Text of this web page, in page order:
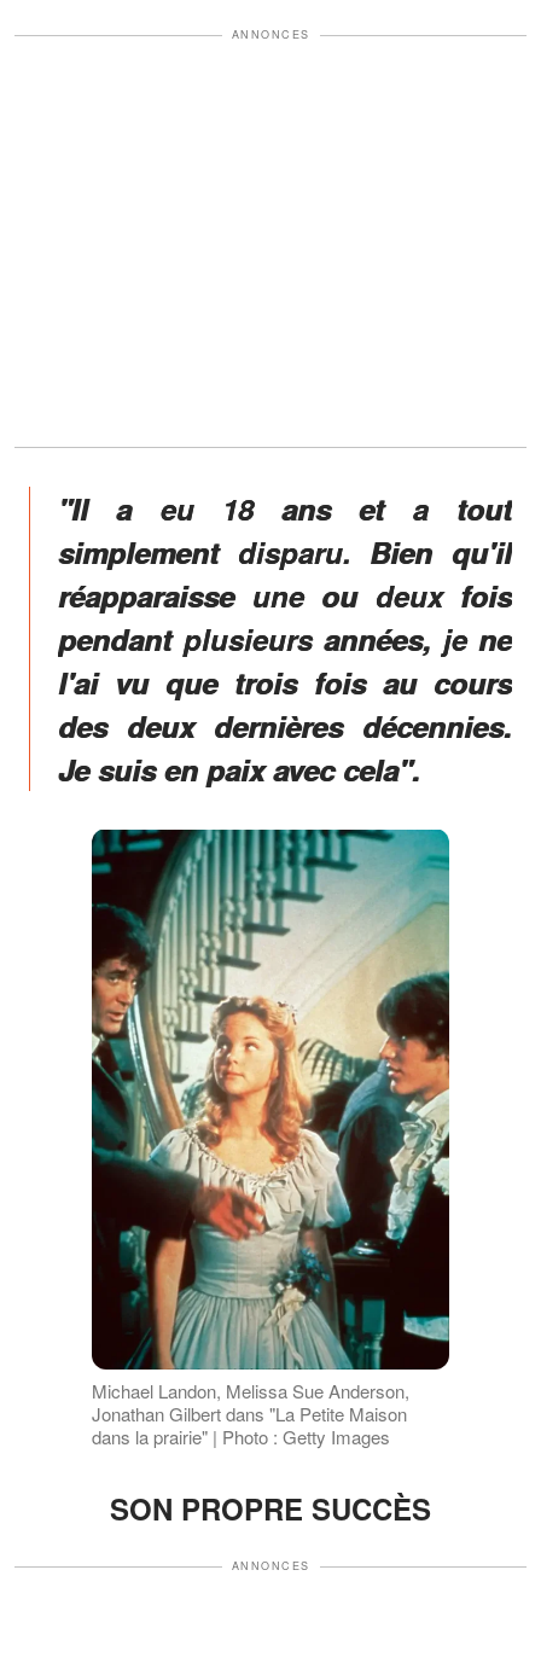
ANNONCES
"Il a eu 18 ans et a tout
simplement disparu. Bien qu'il
réapparaisse une ou deux fois
pendant plusieurs années, je ne
l'ai vu que trois fois au cours
des deux dernières décennies.
Je suis en paix avec cela".
Michael Landon, Melissa Sue Anderson,
Jonathan Gilbert dans "La Petite Maison
dans la prairie" | Photo : Getty Images
SON PROPRE SUCCÈS
ANNONCES